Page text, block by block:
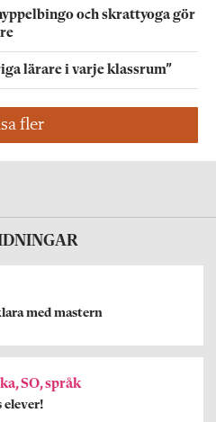
och skrattyoga gör
lärare i varje klassrum”
fler
med mastern
SO, språk
elever!